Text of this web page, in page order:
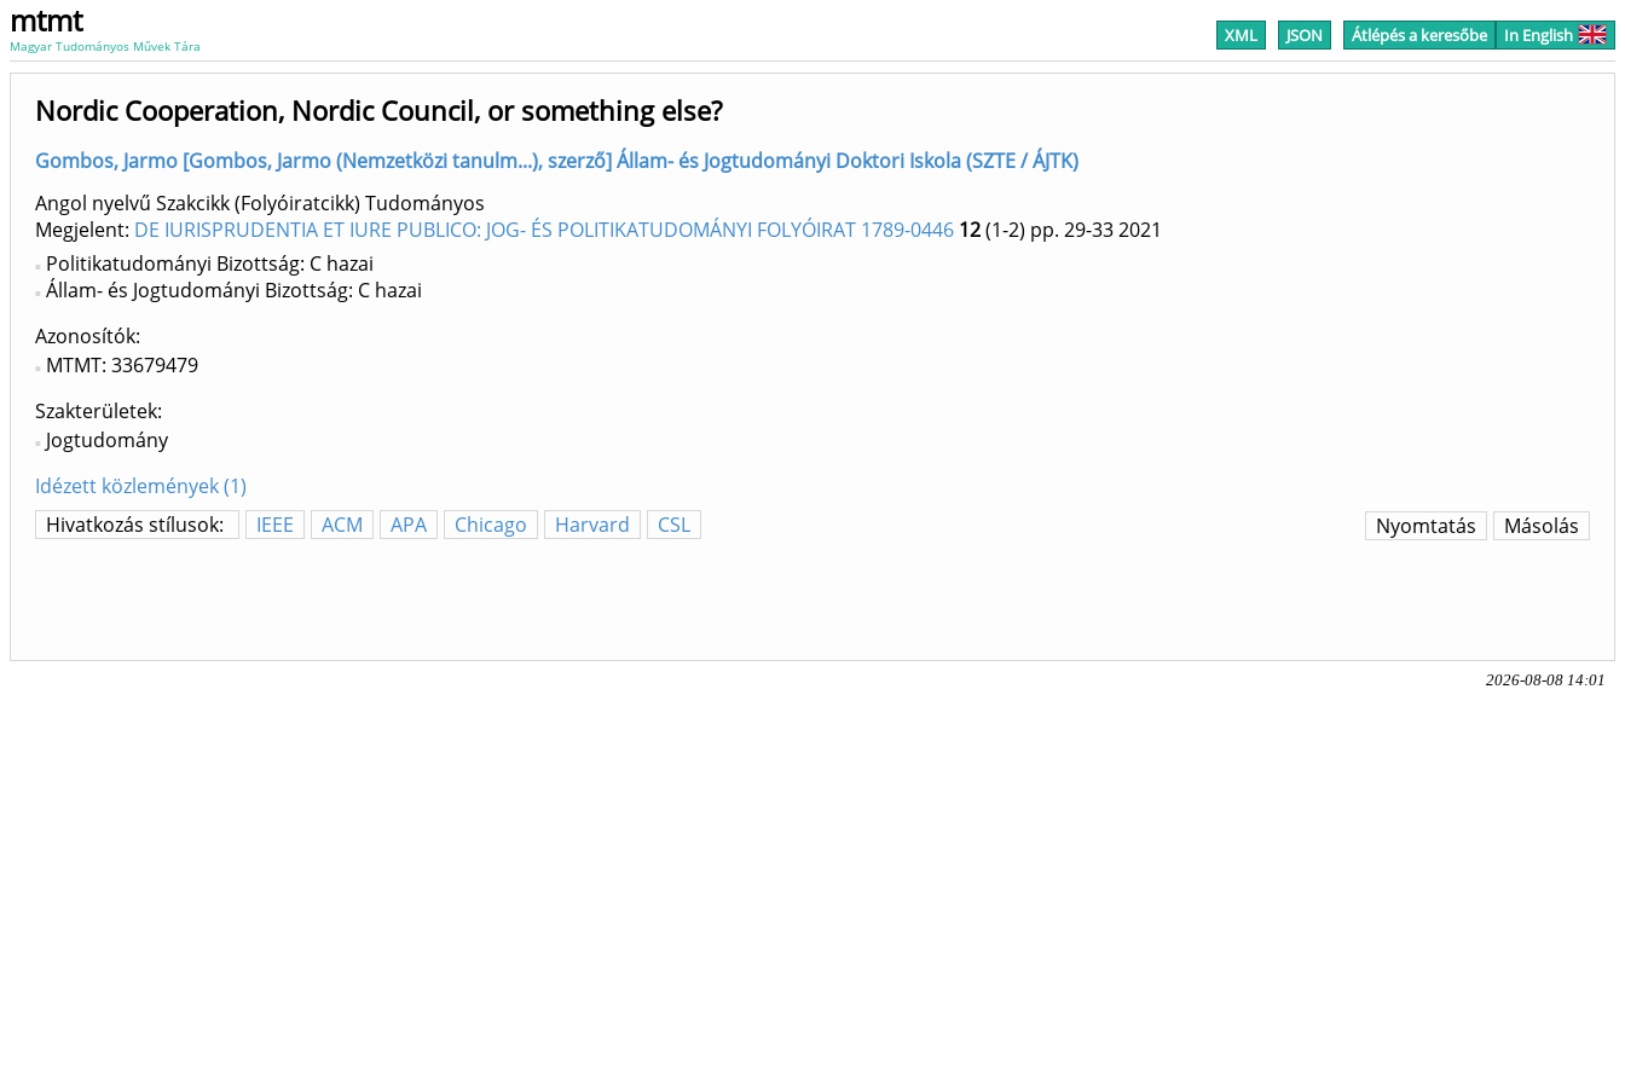
mtmt
Magyar Tudományos Művek Tára XML JSON Átlépés a keresőbe In English
Nordic Cooperation, Nordic Council, or something else?
Gombos, Jarmo [Gombos, Jarmo (Nemzetközi tanulm...), szerző] Állam- és Jogtudományi Doktori Iskola (SZTE / ÁJTK)
Angol nyelvű Szakcikk (Folyóiratcikk) Tudományos
Megjelent: DE IURISPRUDENTIA ET IURE PUBLICO: JOG- ÉS POLITIKATUDOMÁNYI FOLYÓIRAT 1789-0446 12(1-2) pp. 29-332021
Politikatudományi Bizottság: C hazai
Állam- és Jogtudományi Bizottság: C hazai
Azonosítók
MTMT: 33679479
Szakterületek:
Jogtudomány
Idézett közlemények (1)
Hivatkozás stílusok:
IEEE ACM APA Chicago Harvard CSL Másolás
Nyomtatás
2026-08-08 14:01